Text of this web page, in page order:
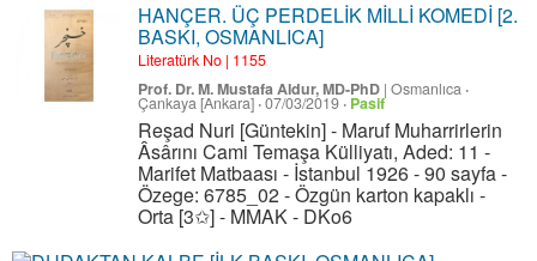
HANÇER. ÜÇ PERDELİK MİLLİ KOMEDİ [2.
BASKI, OSMANLICA]
Literatürk No | 1155
Prof. Dr. M. Mustafa Aldur, MD-PhD | Osmanlıca ·
Çankaya [Ankara] ·07/03/2019 · Pasif
Reşad Nuri [Güntekin] - Maruf Muharrirlerin
Âsârını Cami Temaşa Külliyatı, Aded: 11 -
Marifet Matbaası - İstanbul 1926 - 90 sayfa -
Özege: 6785_02 - Özgün karton kapaklı -
Orta [3✩] - MMAK - DKo6